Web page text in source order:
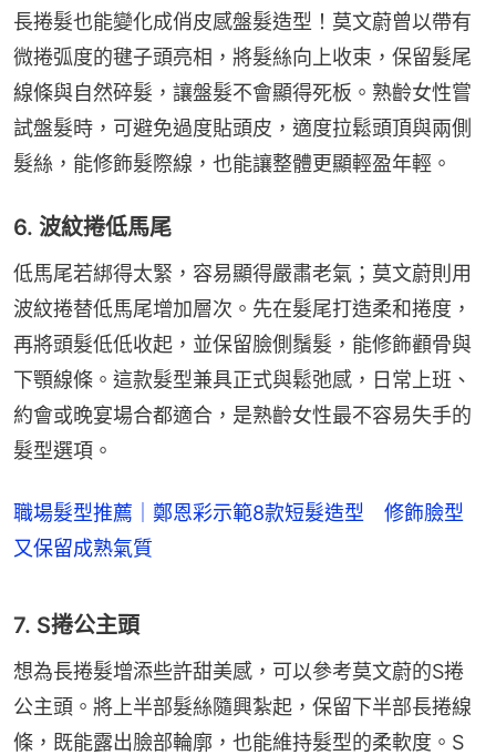
長捲髮也能變化成俏皮感盤髮造型！莫文蔚曾以帶有
微捲弧度的毽子頭亮相，將髮絲向上收束，保留髮尾
線條與自然碎髮，讓盤髮不會顯得死板。熟齡女性嘗
試盤髮時，可避免過度貼頭皮，適度拉鬆頭頂與兩側
髮絲，能修飾髮際線，也能讓整體更顯輕盈年輕。
6. 波紋捲低馬尾
低馬尾若綁得太緊，容易顯得嚴肅老氣；莫文蔚則用
波紋捲替低馬尾增加層次。先在髮尾打造柔和捲度，
再將頭髮低低收起，並保留臉側鬚髮，能修飾顴骨與
下顎線條。這款髮型兼具正式與鬆弛感，日常上班、
約會或晚宴場合都適合，是熟齡女性最不容易失手的
髮型選項。
職場髮型推薦｜鄭恩彩示範8款短髮造型 修飾臉型
又保留成熟氣質
7. S捲公主頭
想為長捲髮增添些許甜美感，可以參考莫文蔚的S捲
公主頭。將上半部髮絲隨興紮起，保留下半部長捲線
條，既能露出臉部輪廓，也能維持髮型的柔軟度。S